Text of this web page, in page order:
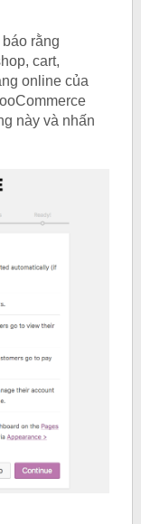
rằng
cart,
online của
này và nhấn